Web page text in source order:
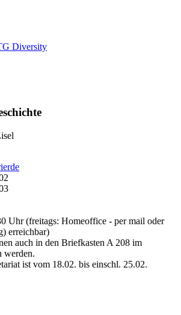
Diversity
de
Uhr (freitags: Homeoffice - per mail oder
erreichbar)
auch in den Briefkasten A 208 im
werden.
ist vom 18.02. bis einschl. 25.02.